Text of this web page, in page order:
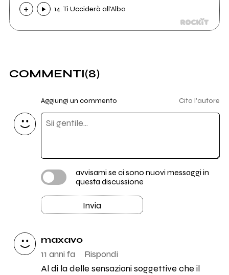
14. Ti Ucciderò all'Alba
COMMENTI(8)
Aggiungi un commento Cita l'autore
avvisami se ci sono nuovi messaggi in
questa discussione
Invia
maxavo
11 anni fa
Rispondi
Al di la delle sensazioni soggettive che il